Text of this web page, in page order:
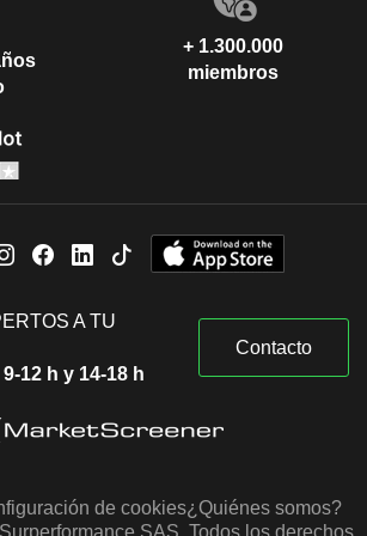
+ 1.300.000
miembros
A TU
12 h y 14-18 h
Contacto
de cookies¿Quiénes somos?
SAS. Todos los derechos